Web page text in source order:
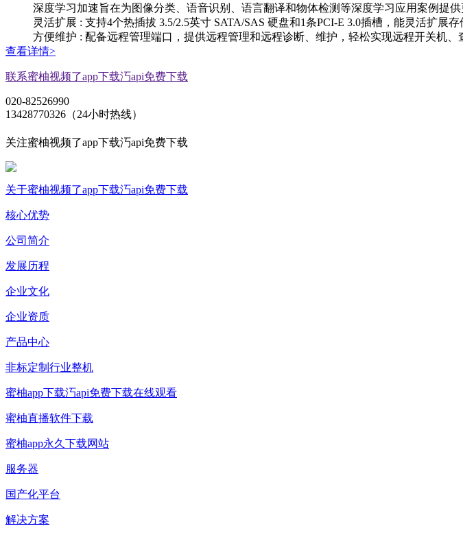
深度学习加速旨在为图像分类、语音识别、语言翻译和物体检测等深度学习应用案例提
灵活扩展 : 支持4个热插拔 3.5/2.5英寸 SATA/SAS 硬盘和1条PCI-E 3.0插槽，能灵活扩展
方便维护 : 配备远程管理端口，提供远程管理和远程诊断、维护，轻松实现远程开关
查看详情>
联系蜜柚视频了app下载汅api免费下载
020-82526990
13428770326（24小时热线）
关注蜜柚视频了app下载汅api免费下载
关于蜜柚视频了app下载汅api免费下载
核心优势
公司简介
发展历程
企业文化
企业资质
产品中心
非标定制行业整机
蜜柚app下载汅api免费下载在线观看
蜜柚直播软件下载
蜜柚app永久下载网站
服务器
国产化平台
解决方案